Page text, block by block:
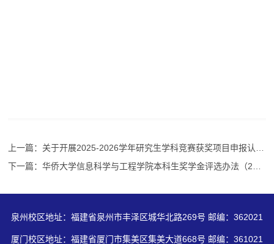
泉州校区地址：福建省泉州市丰泽区城华北路269号 邮编：362021
厦门校区地址：福建省厦门市集美区集美大道668号 邮编：361021